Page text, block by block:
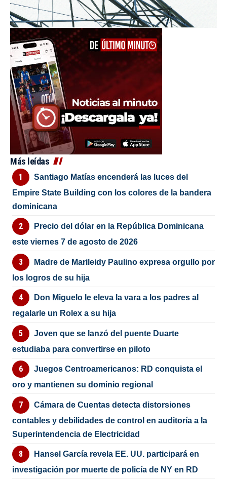
Más leídas
Santiago Matías encenderá las luces del
Empire State Building con los colores de la bandera
dominicana
Precio del dólar en la República Dominicana
este viernes 7 de agosto de 2026
Madre de Marileidy Paulino expresa orgullo por
los logros de su hija
Don Miguelo le eleva la vara a los padres al
regalarle un Rolex a su hija
Joven que se lanzó del puente Duarte
estudiaba para convertirse en piloto
Juegos Centroamericanos: RD conquista el
oro y mantienen su dominio regional
Cámara de Cuentas detecta distorsiones
contables y debilidades de control en auditoría a la
Superintendencia de Electricidad
Hansel García revela EE. UU. participará en
investigación por muerte de policía de NY en RD